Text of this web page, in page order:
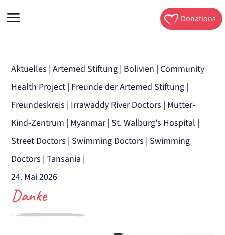
Donations
Aktuelles |Artemed Stiftung | Bolivien | Community
Health Project | Freunde der Artemed Stiftung |
Freundeskreis | Irrawaddy River Doctors | Mutter-
Kind-Zentrum | Myanmar| St. Walburg's Hospital |
Street Doctors | Swimming Doctors | Swimming
Doctors |Tansania |
24. Mai 2026
Danke